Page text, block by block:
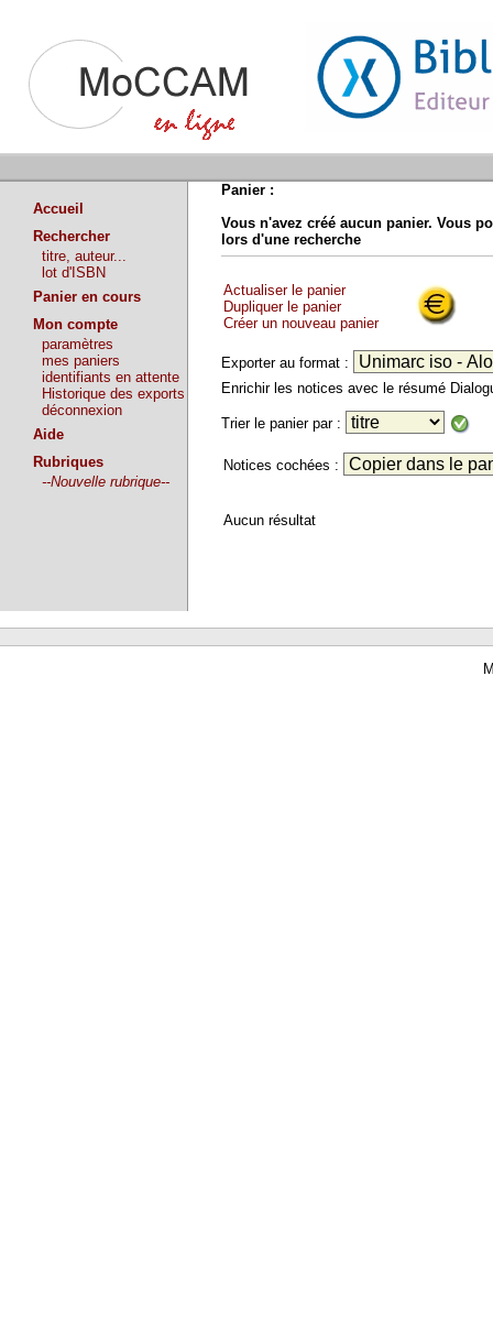
Accueil
Rechercher
titre, auteur...
lot d'ISBN
Panier en cours
Mon compte
paramètres
mes paniers
identifiants en attente
Historique des exports
déconnexion
Aide
Rubriques
--Nouvelle rubrique--
Panier :
Vous n'avez créé aucun panier. Vous
lors d'une recherche
Actualiser le panier
Dupliquer le panier
Créer un nouveau panier
Exporter au format :
Enrichir les notices avec le résumé
Trier le panier par :
Notices cochées :
Aucun résultat